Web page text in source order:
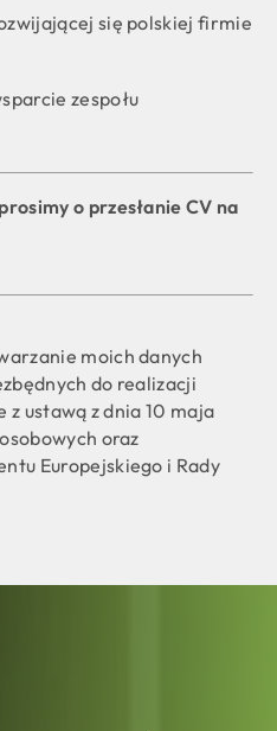
się polskiej firmie
zespołu
o przesłanie CV na
moich danych
do realizacji
ustawą z dnia 10 maja
oraz
Europejskiego i Rady